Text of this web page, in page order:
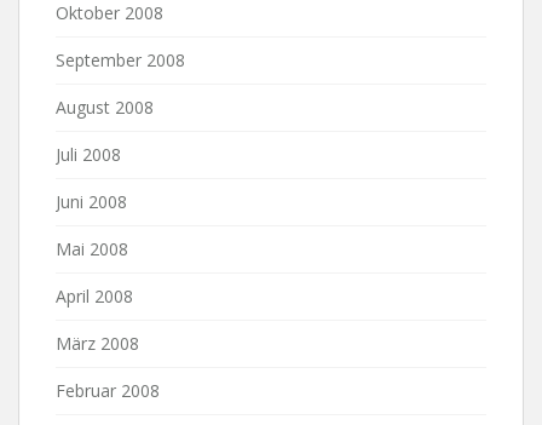
Oktober 2008
September 2008
August 2008
Juli 2008
Juni 2008
Mai 2008
April 2008
März 2008
Februar 2008